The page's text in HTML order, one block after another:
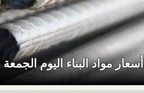
أسعار مواد البناء اليوم الجمعة 11-3-2022